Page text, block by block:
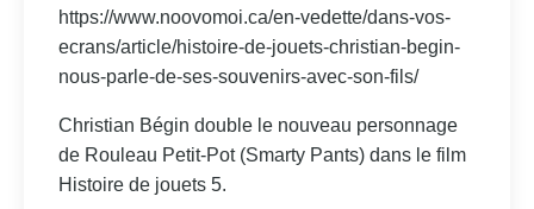
https://www.noovomoi.ca/en-vedette/dans-vos-
ecrans/article/histoire-de-jouets-christian-begin-
nous-parle-de-ses-souvenirs-avec-son-fils/
Christian Bégin double le nouveau personnage
de Rouleau Petit-Pot (Smarty Pants) dans le film
Histoire de jouets 5.